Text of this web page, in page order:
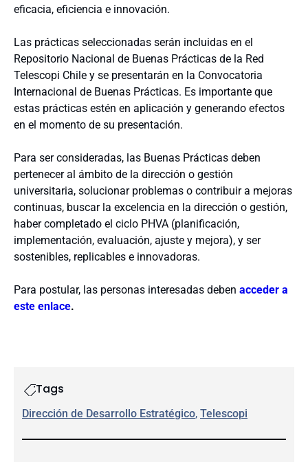
eficacia, eficiencia e innovación.
Las prácticas seleccionadas serán incluidas en el
Repositorio Nacional de Buenas Prácticas de la Red
Telescopi Chile y se presentarán en la Convocatoria
Internacional de Buenas Prácticas. Es importante que
estas prácticas estén en aplicación y generando efectos
en el momento de su presentación.
Para ser consideradas, las Buenas Prácticas deben
pertenecer al ámbito de la dirección o gestión
universitaria, solucionar problemas o contribuir a mejoras
continuas, buscar la excelencia en la dirección o gestión,
haber completado el ciclo PHVA (planificación,
implementación, evaluación, ajuste y mejora), y ser
sostenibles, replicables e innovadoras.
Para postular, las personas interesadas deben acceder a
este enlace.
Tags
Dirección de Desarrollo Estratégico, Telescopi